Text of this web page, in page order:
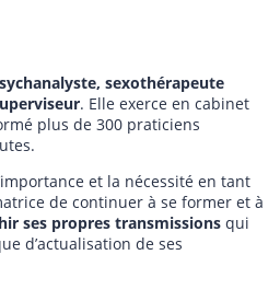
sexothérapeute
. Elle exerce en cabinet
plus de 300 praticiens
et la nécessité en tant
de continuer à se former et à
ses propres transmissions qui
d’actualisation de ses